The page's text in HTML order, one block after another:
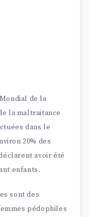
de la
la maltraitance
dans le
20% des
avoir été
enfants.
sont des
pédophiles